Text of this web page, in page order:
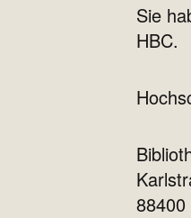
Sie
HBC.
88400